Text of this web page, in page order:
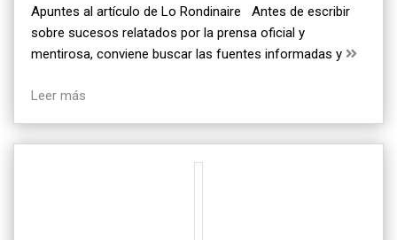
Apuntes al artículo de Lo Rondinaire Antes de escribir
sobre sucesos relatados por la prensa oficial y
mentirosa, conviene buscar las fuentes informadas y
Leer más